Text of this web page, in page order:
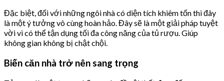
Đặc biệt, đối với những ngôi nhà có diện tích khiêm tốn thì đây
là một ý tưởng vô cùng hoàn hảo. Đây sẽ là một giải pháp tuyệt
vời vì có thể tận dụng tối đa công năng của tủ rượu. Giúp
không gian không bị chật chội.
Biến căn nhà trở nên sang trọng